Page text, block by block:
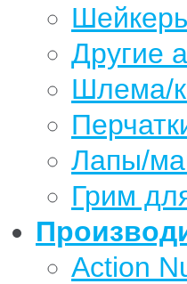
Другие
Шлема/
Лапы/
Грим
Action